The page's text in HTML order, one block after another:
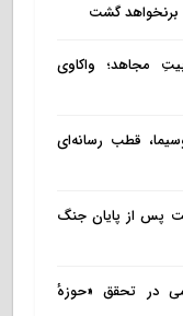
برنخواهد گشت
مجاهد؛ واکاوی
قطب رسانه‌ای
پس از پایان جنگ
در تحقق «حوزهٔ